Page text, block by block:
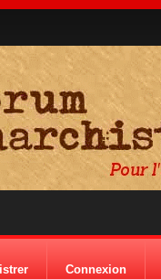
Connexion